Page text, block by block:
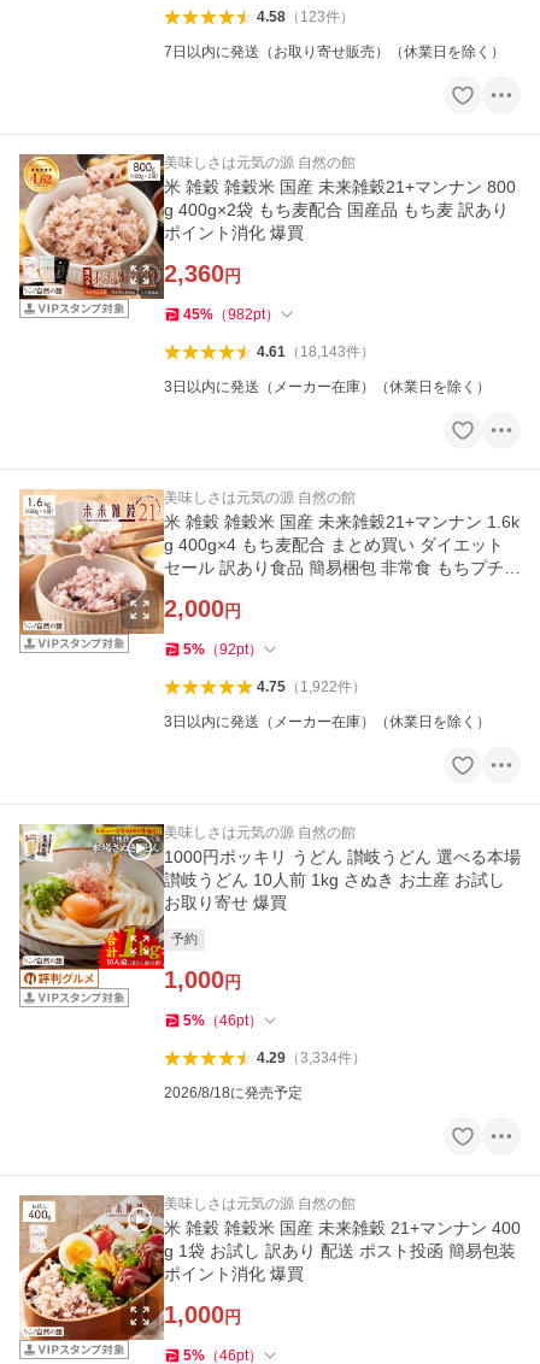
4.58（ 123件）
7日以内に発送（お取り寄せ販売）（休業日を除く）
美味しさは元気の源 自然の館
米 雑穀 雑穀米 国産 未来雑穀21+マンナン 800
g 400g×2袋 もち麦配合 国産品 もち麦 訳あり
ポイント消化 爆買
2,360円
45% （982pt）
4.61（ 18,143件）
3日以内に発送（メーカー在庫）（休業日を除く）
美味しさは元気の源 自然の館
米 雑穀 雑穀米 国産 未来雑穀21+マンナン 1.6k
g 400g×4 もち麦配合 まとめ買い ダイエット
セール 訳あり食品 簡易梱包 非常食 もちプチ
2,000円
5% （92pt）
4.75（ 1,922件）
3日以内に発送（メーカー在庫）（休業日を除く）
美味しさは元気の源 自然の館
1000円ポッキリ うどん 讃岐うどん 選べる本場
讃岐うどん 10人前 1kg さぬき お土産 お試し
お取り寄せ 爆買
予約
1,000円
5% （46pt）
4.29（3,334件）
2026/8/18に発売予定
美味しさは元気の源 自然の館
米 雑穀 雑穀米 国産 未来雑穀 21+マンナン 400
g 1袋 お試し 訳あり 配送 ポスト投函 簡易包装
ポイント消化 爆買
1,000円
5% （46pt）